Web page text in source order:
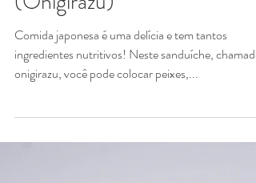
Marina Morais
11 de out. de 2023
2 min de leitura
Café da Manhã e Lanches
Sanduíche de Sushi
(Onigirazu)